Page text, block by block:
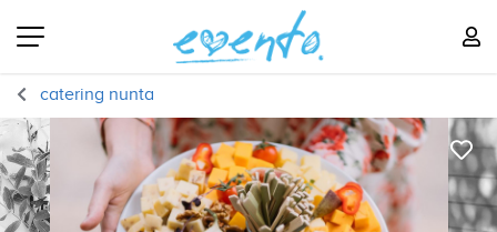
catering nunta